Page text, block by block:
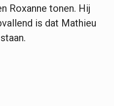
Roxanne tonen. Hij
is dat Mathieu